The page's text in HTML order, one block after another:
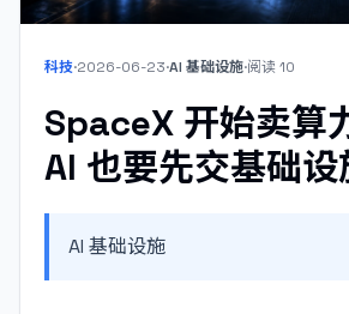
科技·2026-06-23·AI 基础设施·阅读10
SpaceX 开始卖算
AI 也要先交基础
AI 基础设施